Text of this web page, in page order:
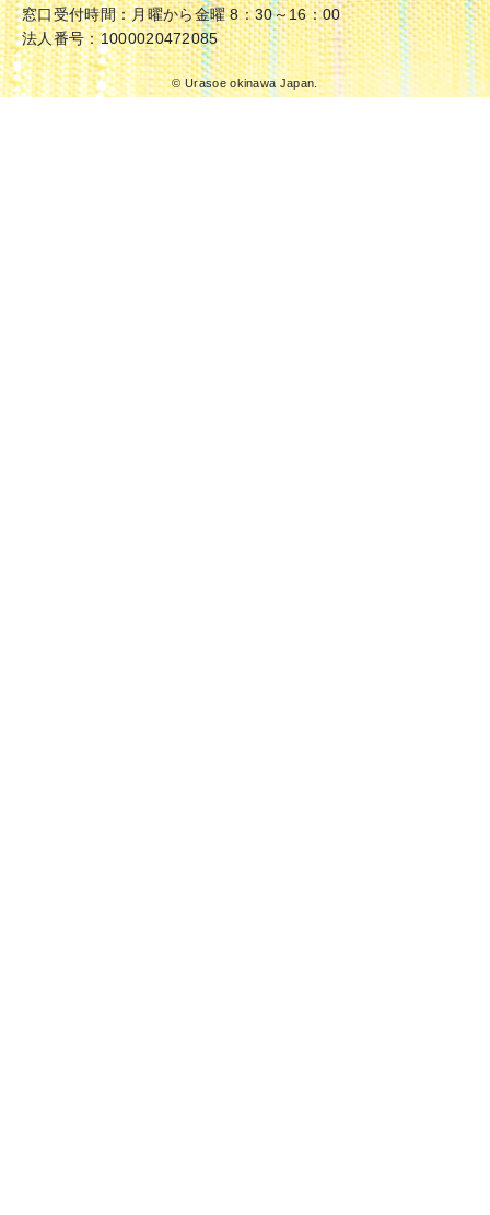
窓口受付時間：月曜から金曜 8：30～16：00
法人番号：1000020472085
© Urasoe okinawa Japan.